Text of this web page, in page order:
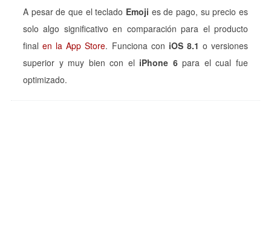
A pesar de que el teclado Emoji es de pago, su precio es
solo algo significativo en comparación para el producto
finalen la App Store. Funciona con iOS 8.1 o versiones
superior y muy bien con el iPhone 6para el cual fue
optimizado.